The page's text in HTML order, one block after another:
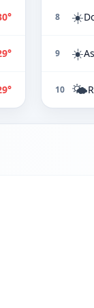
8 ☀️
9 ☀️
10 🌤️